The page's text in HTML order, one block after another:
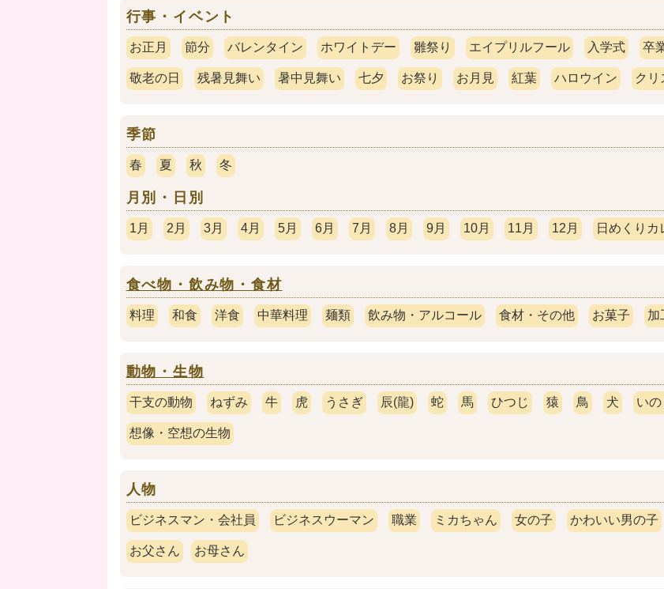
行事・イベント
お正月 節分 バレンタイン ホワイトデー 雛祭り エイプリルフール 入学式 卒
敬老の日 残暑見舞い 暑中見舞い 七夕 お祭り お月見 紅葉 ハロウイン クリ
季節
春 夏 秋 冬
月別・日別
1月 2月 3月 4月 5月 6月 7月 8月 9月 10月 11月 12月 日めくりカ
食べ物・飲み物・食材
料理 和食 洋食 中華料理 麺類 飲み物・アルコール 食材・その他 お菓子 加
動物・生物
干支の動物 ねずみ 牛 虎 うさぎ 辰(龍) 蛇 馬 ひつじ 猿 鳥 犬 いの
想像・空想の生物
人物
ビジネスマン・会社員 ビジネスウーマン 職業 ミカちゃん 女の子 かわいい男の子
お父さん お母さん